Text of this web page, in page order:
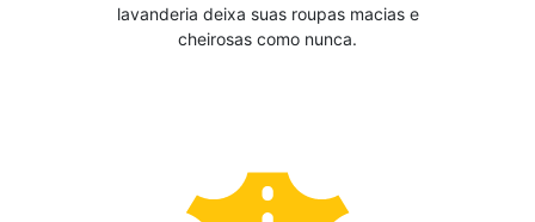
lavanderia deixa suas roupas macias e
cheirosas como nunca.